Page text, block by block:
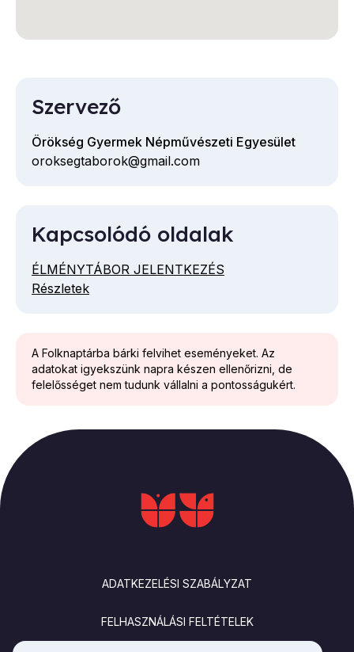
A Folknaptárba bárki felvihet eseményeket. Az
adatokat igyekszünk napra készen ellenőrizni, de
felelősséget nem tudunk vállalni a pontosságukért.
Szervező
Örökség Gyermek Népművészeti Egyesület
E-
oroksegtaborok@gmail.com
Kapcsolódó oldalak
ÉLMÉNYTÁBOR JELENTKEZÉS
Részletek
ADATKEZELÉSI SZABÁLYZAT
FELHASZNÁLÁSI FELTÉTELEK